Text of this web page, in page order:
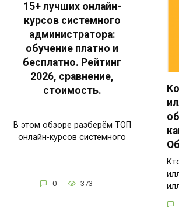
15+ лучших онлайн-
курсов системного
администратора:
обучение платно и
бесплатно. Рейтинг
2026, сравнение,
стоимость.
В этом обзоре разберём ТОП
онлайн-курсов системного
0 373